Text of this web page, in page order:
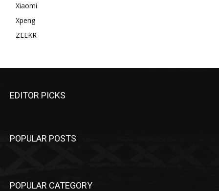
Xiaomi
Xpeng
ZEEKR
EDITOR PICKS
POPULAR POSTS
POPULAR CATEGORY